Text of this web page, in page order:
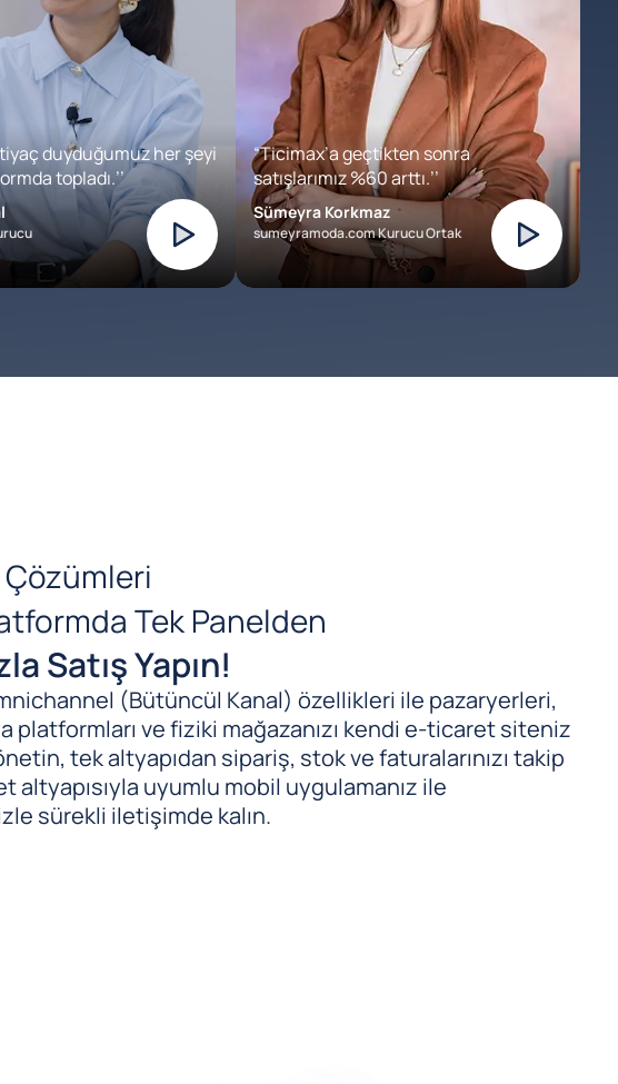
duyduğumuz her şeyi
topladı.’’
“Ticimax’a geçtikten sonra
satışlarımız %60 arttı.’’
Sümeyra Korkmaz
sumeyramoda.com Kurucu Ortak
Tek Panelden
Satış Yapın!
(Bütüncül Kanal) özellikleri ile pazaryerleri,
platformları ve fiziki mağazanızı kendi e-ticaret siteniz
tek altyapıdan sipariş, stok ve faturalarınızı takip
altyapısıyla uyumlu mobil uygulamanız ile
sürekli iletişimde kalın.